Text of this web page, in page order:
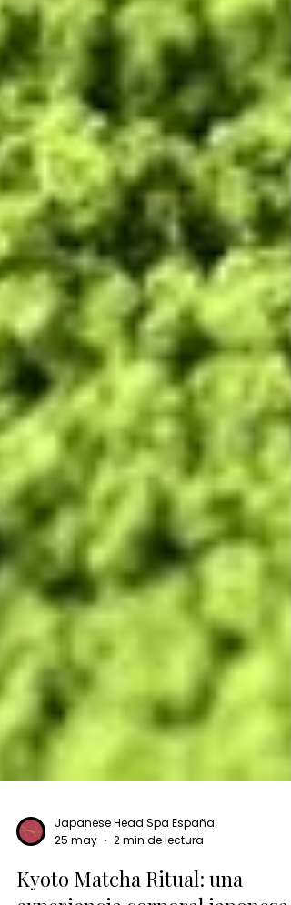
Japanese Head Spa España
25 may
2 min de lectura